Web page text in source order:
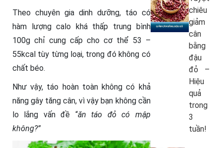
Theo chuyên gia dinh dưỡng, táo có
hàm lượng calo khá thấp trung bình
100g chỉ cung cấp cho cơ thể 53 –
55kcal tùy từng loại, trong đó không có
chất béo.
Như vậy, táo hoàn toàn không có khả
năng gây tăng cân, vì vậy bạn không cần
lo lắng vấn đề “ăn táo đỏ có mập
không?”
chiêu
giảm
cân
bằng
đậu
đỏ –
Hiệu
quả
trong
3
tuần!